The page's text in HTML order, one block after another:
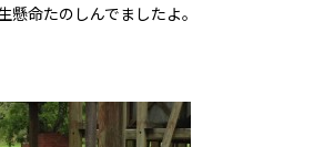
懸命たのしんでましたよ。